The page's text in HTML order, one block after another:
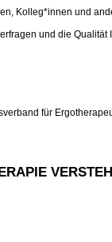
Kolleg*innen und
und die
für